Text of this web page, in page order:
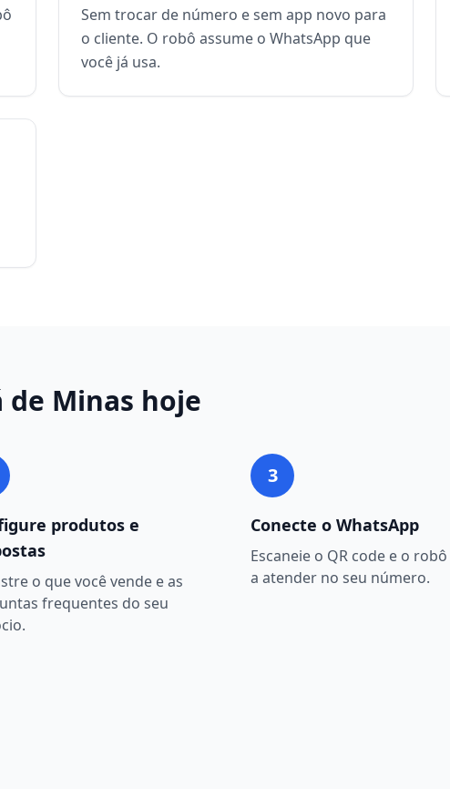
Sem trocar de número e sem app novo para
o cliente. O robô assume o WhatsApp que
você já usa.
de Minas hoje
produtos e
o que você vende e as
frequentes do seu
3
Conecte o WhatsApp
Escaneie o QR code e o
a atender no seu número.